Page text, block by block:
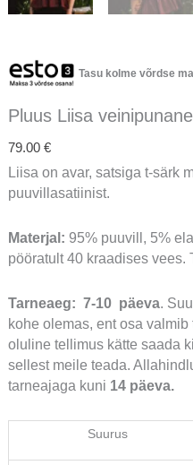
Tasu kolme võrdse
Pluus Liisa veinipunane
79.00 €
Liisa on avar, satsiga t-särk
puuvillasatiinist.
Materjal: 95% puuvill, 5%
pööratult 40 kraadises vees.
Tarneaeg: 7-10 päeva.
kohe olemas, ent osa
oluline tellimus kätte saada
sellest meile teada.
tarneajaga kuni 14 päeva.
Suurus